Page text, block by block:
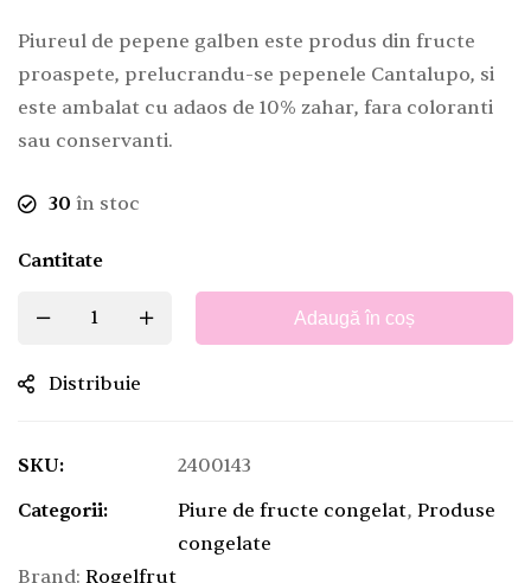
Piureul de pepene galben este produs din fructe
proaspete, prelucrandu-se pepenele Cantalupo, si
este ambalat cu adaos de 10% zahar, fara coloranti
sau conservanti.
30 în stoc
Cantitate
Adaugă în coș
Distribuie
SKU:
2400143
Categorii:
Piure de fructe congelat, Produse
congelate
Brand: Rogelfrut